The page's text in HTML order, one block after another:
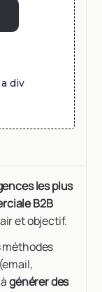
div
les plus
B2B
et objectif.
méthodes
générer des